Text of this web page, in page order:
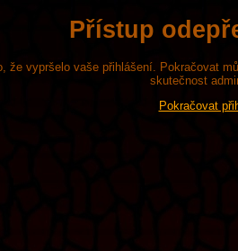
Přístup
že vypršelo vaše přihlášení.
skutečnost
Pokračovat